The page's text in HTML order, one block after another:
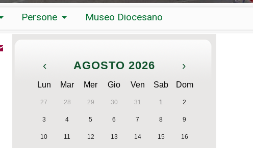
Persone Museo Diocesano
‹ AGOSTO 2026 ›
Lun Mar Mer Gio Ven Sab Dom
27 28 29 30 31 1 2
3 4 5 6 7 8 9
10 11 12 13 14 15 16